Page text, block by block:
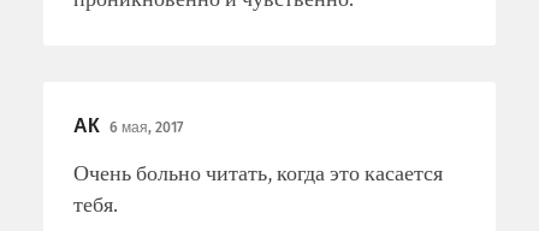
АК 6 мая, 2017
Очень больно читать, когда это касается
тебя.